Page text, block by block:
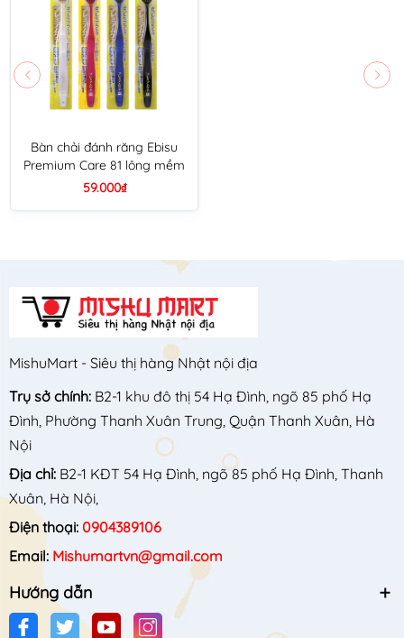
Bàn chải đánh răng Ebisu
Premium Care 81 lông mềm
59.000₫
MishuMart - Siêu thị hàng Nhật nội địa
Trụ sở chính: B2-1 khu đô thị 54 Hạ Đình, ngõ 85 phố Hạ
Đình, Phường Thanh Xuân Trung, Quận Thanh Xuân, Hà
Nội
Địa chỉ: B2-1 KĐT 54 Hạ Đình, ngõ 85 phố Hạ Đình, Thanh
Xuân, Hà Nội,
Điện thoại: 0904389106
Email: Mishumartvn@gmail.com
Hướng dẫn